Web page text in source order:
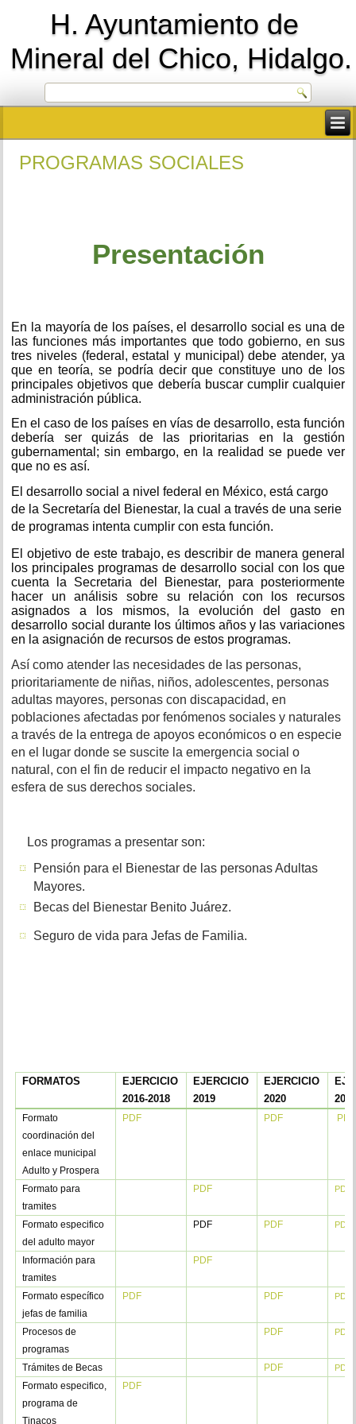
H. Ayuntamiento de
Mineral del Chico, Hidalgo.
PROGRAMAS SOCIALES
Presentación
En la mayoría de los países, el desarrollo social es una de
las funciones más importantes que todo gobierno, en sus
tres niveles (federal, estatal y municipal) debe atender, ya
que en teoría, se podría decir que constituye uno de los
principales objetivos que debería buscar cumplir cualquier
administración pública.
En el caso de los países en vías de desarrollo, esta función
debería ser quizás de las prioritarias en la gestión
gubernamental; sin embargo, en la realidad se puede ver
que no es así.
El desarrollo social a nivel federal en México, está cargo
de la Secretaría del Bienestar, la cual a través de una serie
de programas intenta cumplir con esta función.
El objetivo de este trabajo, es describir de manera general
los principales programas de desarrollo social con los que
cuenta la Secretaria del Bienestar, para posteriormente
hacer un análisis sobre su relación con los recursos
asignados a los mismos, la evolución del gasto en
desarrollo social durante los últimos años y las variaciones
en la asignación de recursos de estos programas.
Así como atender las necesidades de las personas,
prioritariamente de niñas, niños, adolescentes, personas
adultas mayores, personas con discapacidad, en
poblaciones afectadas por fenómenos sociales y naturales
a través de la entrega de apoyos económicos o en especie
en el lugar donde se suscite la emergencia social o
natural, con el fin de reducir el impacto negativo en la
esfera de sus derechos sociales.
Los programas a presentar son:
Pensión para el Bienestar de las personas Adultas
Mayores.
Becas del Bienestar Benito Juárez.
Seguro de vida para Jefas de Familia.
FORMATOS
EJERCICIO
2016-2018
EJERCICIO
2019
EJERCICIO
2020
2021
Formato
coordinación del
enlace municipal
Adulto y Prospera
PDF PDF PDF
Formato para
tramites
PDF PDF
Formato especifico
del adulto mayor
PDF PDF PDF
Información para
tramites
PDF
Formato específico
jefas de familia
PDF PDF PDF
Procesos de
programas
PDF PDF
Trámites de Becas PDF PDF
Formato especifico,
programa de
Tinacos
PDF